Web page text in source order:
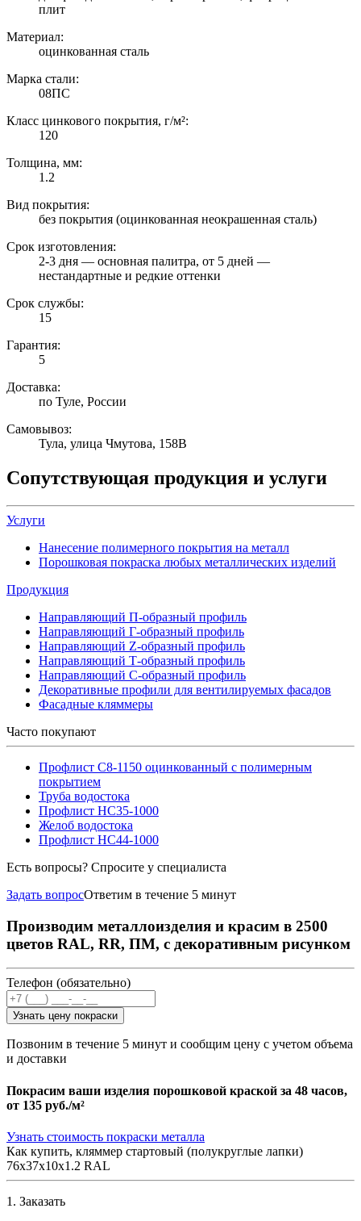
плит
Материал:
оцинкованная сталь
Марка стали:
08ПС
Класс цинкового покрытия, г/м²:
120
Толщина, мм:
1.2
Вид покрытия:
без покрытия (оцинкованная неокрашенная сталь)
Срок изготовления:
2-3 дня — основная палитра, от 5 дней —
нестандартные и редкие оттенки
Срок службы:
15
Гарантия:
5
Доставка:
по Туле, России
Самовывоз:
Тула, улица Чмутова, 158В
Сопутствующая продукция и услуги
Услуги
Нанесение полимерного покрытия на металл
Порошковая покраска любых металлических изделий
Продукция
Направляющий П-образный профиль
Направляющий Г-образный профиль
Направляющий Z-образный профиль
Направляющий Т-образный профиль
Направляющий С-образный профиль
Декоративные профили для вентилируемых фасадов
Фасадные кляммеры
Часто покупают
Профлист С8-1150 оцинкованный с полимерным
покрытием
Труба водостока
Профлист НС35-1000
Желоб водостока
Профлист НС44-1000
Есть вопросы? Спросите у специалиста
Задать вопросОтветим в течение 5 минут
Производим металлоизделия и красим в 2500
цветов RAL, RR, ПМ, с декоративным рисунком
Телефон (обязательно)
Узнать цену покраски
Позвоним в течение 5 минут и сообщим цену с учетом объема
и доставки
Покрасим ваши изделия порошковой краской за 48 часов,
от 135 руб./м²
Узнать стоимость покраски металла
Как купить, кляммер стартовый (полукруглые лапки)
76х37х10x1.2 RAL
1. Заказать